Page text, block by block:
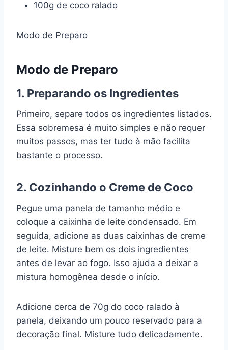
100g de coco ralado
Modo de Preparo
Modo de Preparo
1. Preparando os Ingredientes
Primeiro, separe todos os ingredientes listados.
Essa sobremesa é muito simples e não requer
muitos passos, mas ter tudo à mão facilita
bastante o processo.
2. Cozinhando o Creme de Coco
Pegue uma panela de tamanho médio e
coloque a caixinha de leite condensado. Em
seguida, adicione as duas caixinhas de creme
de leite. Misture bem os dois ingredientes
antes de levar ao fogo. Isso ajuda a deixar a
mistura homogênea desde o início.
Adicione cerca de 70g do coco ralado à
panela, deixando um pouco reservado para a
decoração final. Misture tudo delicadamente.